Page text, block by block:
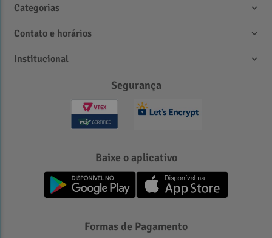
Categorias
Contato e horários
Institucional
Segurança
Baixe o aplicativo
Formas de Pagamento